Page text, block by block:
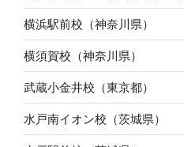
横浜駅前校（神奈川県）
横須賀校（神奈川県）
武蔵小金井校（東京都）
水戸南イオン校（茨城県）